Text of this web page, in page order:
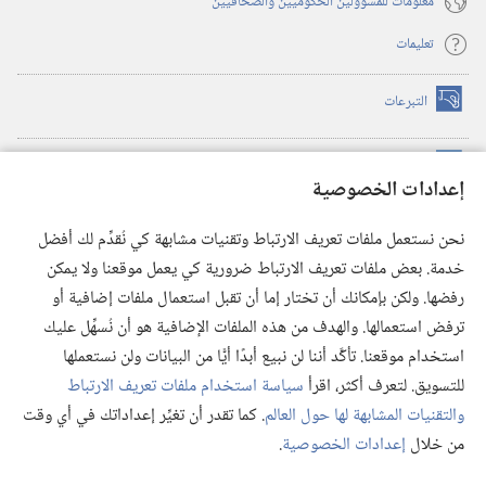
إعدادات الخصوصية
نحن نستعمل ملفات تعريف الارتباط وتقنيات مشابهة كي نُقدِّم لك أفضل
خدمة. بعض ملفات تعريف الارتباط ضرورية كي يعمل موقعنا ولا يمكن
رفضها. ولكن بإمكانك أن تختار إما أن تقبل استعمال ملفات إضافية أو
ترفض استعمالها. والهدف من هذه الملفات الإضافية هو أن نُسهِّل عليك
استخدام موقعنا. تأكَّد أننا لن نبيع أبدًا أيًّا من البيانات ولن نستعملها
للتسويق. لتعرف أكثر، اقرأسياسة استخدام ملفات تعريف الارتباط
والتقنيات المشابهة لها حول العالم. كما تقدر أن تغيِّر إعداداتك في أي وقت
من خلال إعدادات الخصوصية.
تعليمات
التبرعات (يفتح
نافذة
(يفتح
نافذة
(يفتح
نافذة
جديدة) تطبيق ®
JW Library
مكتبة برج المراقبة
© 2026 .Watch Tower Bible and Tract Society of Pennsylvania